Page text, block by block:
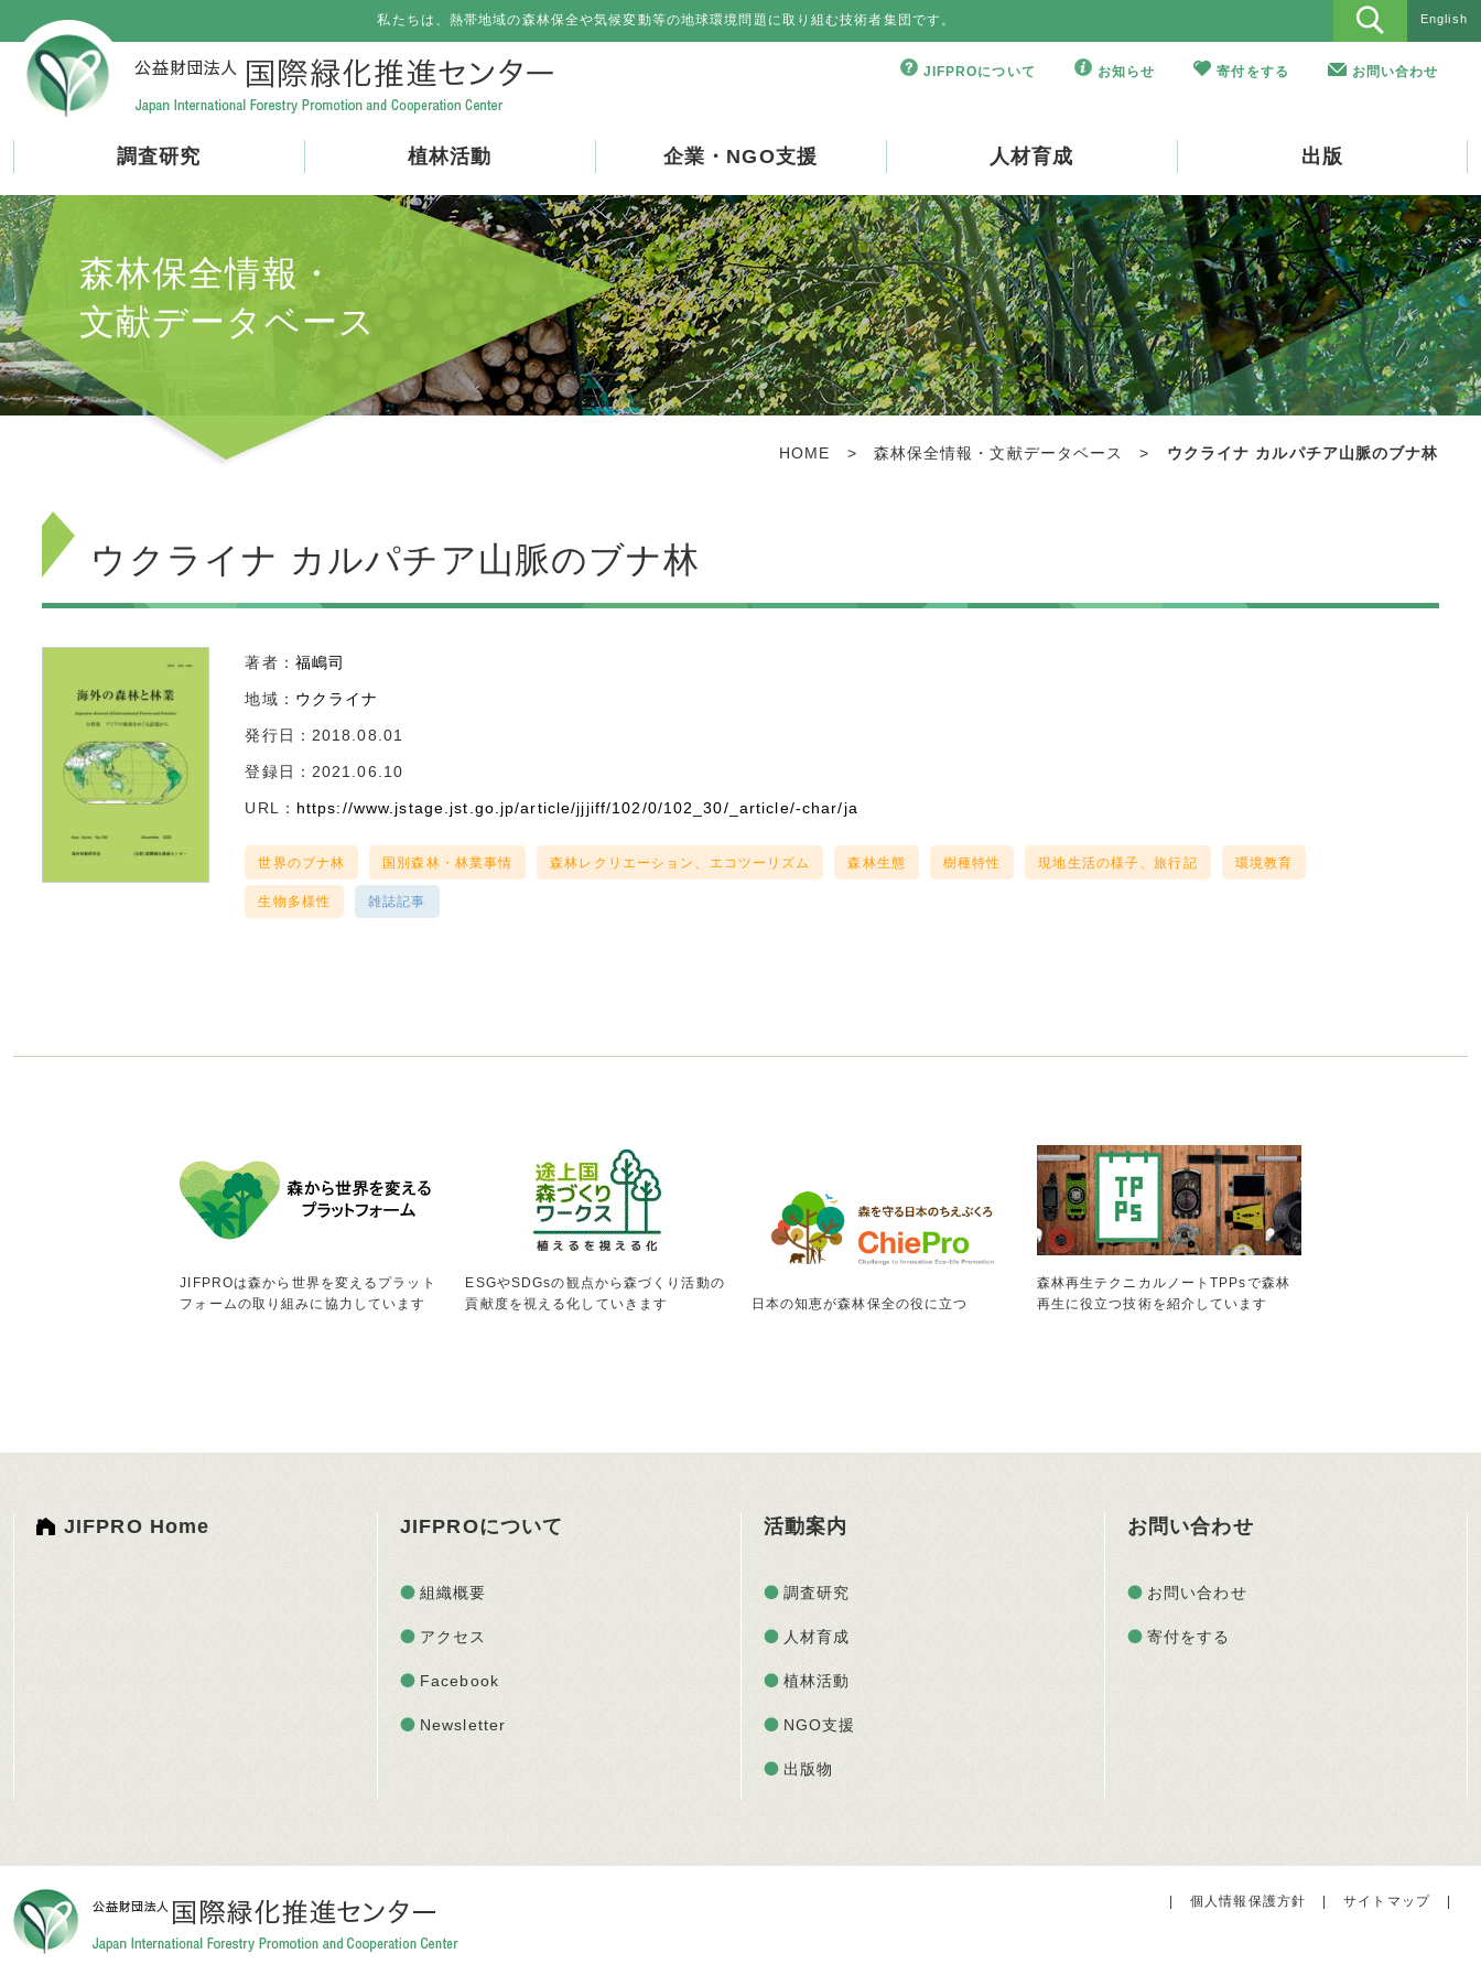
私たちは、熱帯地域の森林保全や気候変動等の地球環境問題に取り組む技術者集団です。 English
JIFPROについて お知らせ 寄付をする お問い合わせ
調査研究 植林活動 企業・NGO支援 人材育成 出版
森林保全情報・
文献データベース
HOME > 森林保全情報・文献データベース > ウクライナ カルパチア山脈のブナ林
ウクライナ カルパチア山脈のブナ林
著者： 福嶋司
地域： ウクライナ
発行日：2018.08.01
登録日：2021.06.10
URL： https://www.jstage.jst.go.jp/article/jjjiff/102/0/102_30/_article/-char/ja
世界のブナ林 国別森林・林業事情 森林レクリエーション、エコツーリズム 森林生態 樹種特性 現地生活の様子、旅行記 環境教育
生物多様性 雑誌記事
JIFPROは森から世界を変えるプラット
フォームの取り組みに協力しています
ESGやSDGsの観点から森づくり活動の
貢献度を視える化していきます
日本の知恵が森林保全の役に立つ
森林再生テクニカルノートTPPsで森林
再生に役立つ技術を紹介しています
JIFPRO Home JIFPROについて
組織概要
アクセス
Facebook
Newsletter
活動案内
調査研究
人材育成
植林活動
NGO支援
出版物
お問い合わせ
お問い合わせ
寄付をする
個人情報保護方針 サイトマップ